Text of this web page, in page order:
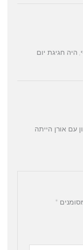
היה חגיגת יום
עם אורן הייתה
*